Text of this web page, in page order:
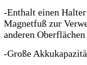
-Enthalt einen
Magnetfuß zur
anderen Oberflächen
-Große